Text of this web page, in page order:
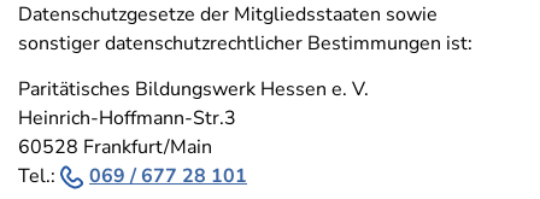
Datenschutzgesetze der Mitgliedsstaaten sowie
sonstiger datenschutzrechtlicher Bestimmungen ist:
Paritätisches Bildungswerk Hessen e. V.
Heinrich-Hoffmann-Str.3
60528 Frankfurt/Main
Tel.:
069 / 677 28 101